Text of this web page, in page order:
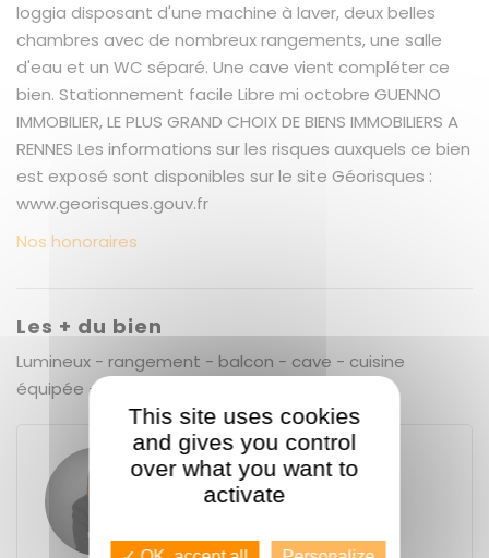
loggia disposant d'une machine à laver, deux belles
chambres avec de nombreux rangements, une salle
d'eau et un WC séparé. Une cave vient compléter ce
bien. Stationnement facile Libre mi octobre GUENNO
IMMOBILIER, LE PLUS GRAND CHOIX DE BIENS IMMOBILIERS A
RENNES Les informations sur les risques auxquels ce bien
est exposé sont disponibles sur le site Géorisques :
www.georisques.gouv.fr
Nos honoraires
Les + du bien
Lumineux - rangement - balcon - cave - cuisine
équipée - bien meublé - baux volumes
Solène FLEURY
GUENNO - GUENNO LOCATION
This site uses cookies
and gives you control
over what you want to
activate